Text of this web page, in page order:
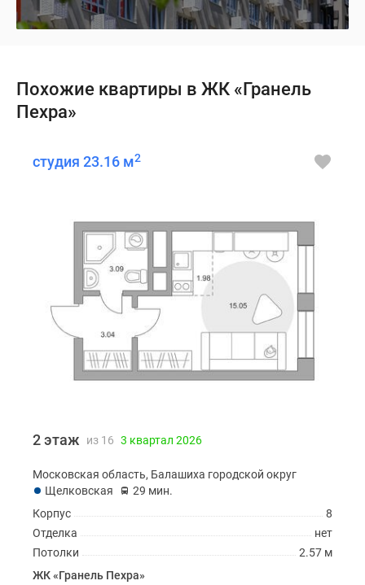
Похожие квартиры в ЖК «Гранель
Пехра»
студия 23.16 м2
2 этаж из 16 3 квартал 2026
Московская область, Балашиха городской округ
Щелковская
29 мин.
8
Корпус
нет
Отделка
2.57 м
Потолки
ЖК «Гранель Пехра»